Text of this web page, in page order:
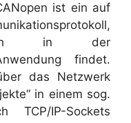
ist ein auf
in der
findet.
das Netzwerk
in einem sog.
TCP/IP-Sockets